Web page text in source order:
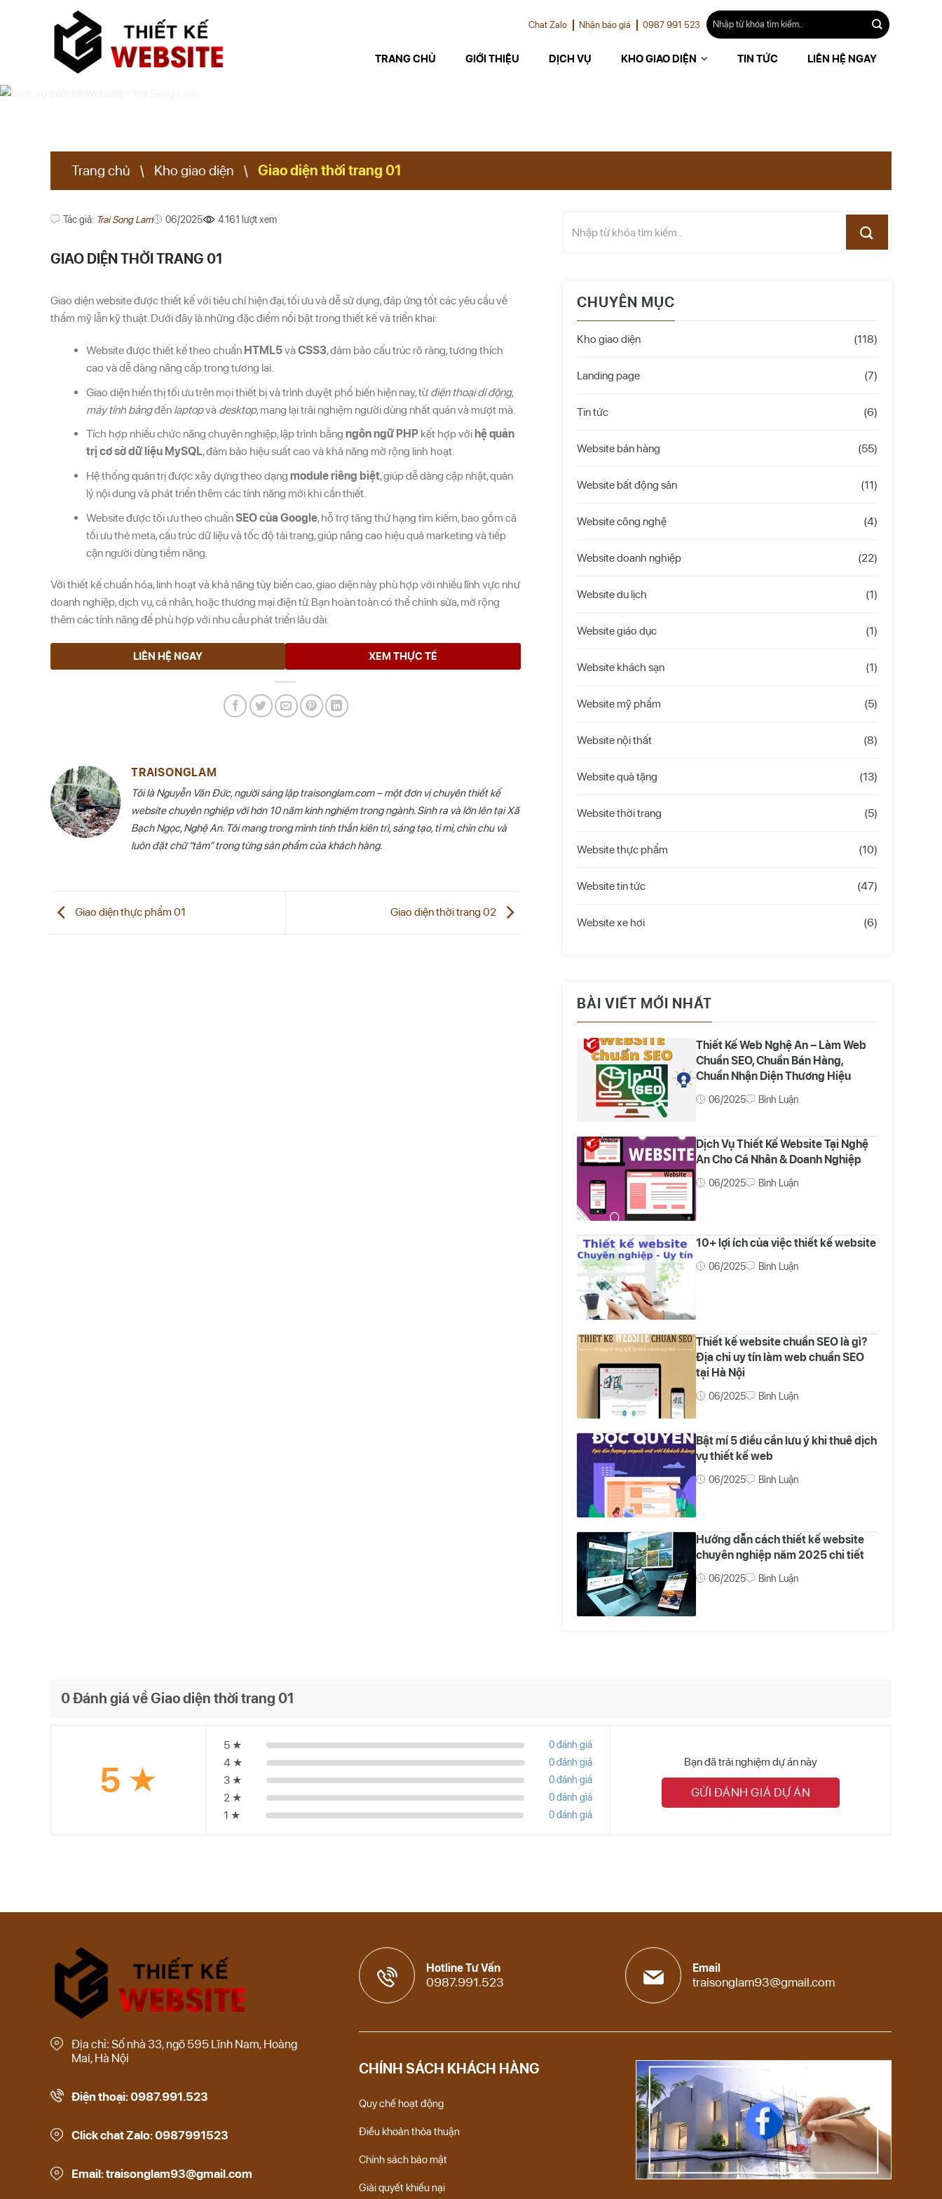
Chat Zalo Nhận báo giá 0987 991 523
TRANG CHỦ GIỚI THIỆU DỊCH VỤ KHO GIAO DIỆN TIN TỨC LIÊN HỆ NGAY
Thiết kế chuyên nghiệp
Trang chủ \ Kho giao diện \ Giao diện thời trang 01
Tác giả: Trai Song Lam 06/2025 4.161 lượt xem
GIAO DIỆN THỜI TRANG 01
Giao diện website được thiết kế với tiêu chí hiện đại, tối ưu và dễ sử dụng, đáp ứng tốt các yêu cầu về
thẩm mỹ lẫn kỹ thuật. Dưới đây là những đặc điểm nổi bật trong thiết kế và triển khai:
Website được thiết kế theo chuẩn HTML5vàCSS3, đảm bảo cấu trúc rõ ràng, tương thích
cao và dễ dàng nâng cấp trong tương lai.
Giao diện hiển thị tối ưu trên mọi thiết bị và trình duyệt phổ biến hiện nay, từ điện thoại di động,
máy tính bảngđến laptopvà desktop, mang lại trải nghiệm người dùng nhất quán và mượt mà.
Tích hợp nhiều chức năng chuyên nghiệp, lập trình bằng ngôn ngữ PHPkết hợp với hệ quản
trị cơ sở dữ liệu MySQL, đảm bảo hiệu suất cao và khả năng mở rộng linh hoạt.
Hệ thống quản trị được xây dựng theo dạng module riêng biệt, giúp dễ dàng cập nhật, quản
lý nội dung và phát triển thêm các tính năng mới khi cần thiết.
Website được tối ưu theo chuẩnSEO của Google, hỗ trợ tăng thứ hạng tìm kiếm, bao gồm cả
tối ưu thẻ meta, cấu trúc dữ liệu và tốc độ tải trang, giúp nâng cao hiệu quả marketing và tiếp
cận người dùng tiềm năng.
Với thiết kế chuẩn hóa, linh hoạt và khả năng tùy biến cao, giao diện này phù hợp với nhiều lĩnh vực như
doanh nghiệp, dịch vụ, cá nhân, hoặc thương mại điện tử. Bạn hoàn toàn có thể chỉnh sửa, mở rộng
thêm các tính năng để phù hợp với nhu cầu phát triển lâu dài.
LIÊN HỆ NGAY XEM THỰC TẾ
TRAISONGLAM
Tôi là Nguyễn Văn Đức, người sáng lập traisonglam.com – một đơn vị chuyên thiết kế
website chuyên nghiệp với hơn 10 năm kinh nghiệm trong ngành. Sinh ra và lớn lên tại Xã
Bạch Ngọc, Nghệ An. Tôi mang trong mình tinh thần kiên trì, sáng tạo, tỉ mỉ, chỉn chu và
luôn đặt chữ “tâm” trong từng sản phẩm của khách hàng.
Giao diện thực phẩm 01 Giao diện thời trang 02
CHUYÊN MỤC
Kho giao diện (118)
Landing page (7)
Tin tức (6)
Website bán hàng (55)
Website bất động sản (11)
Website công nghệ (4)
Website doanh nghiệp (22)
Website du lịch (1)
Website giáo dục (1)
Website khách sạn (1)
Website mỹ phẩm (5)
Website nội thất (8)
Website quà tặng (13)
Website thời trang (5)
Website thực phẩm (10)
Website tin tức (47)
Website xe hơi (6)
BÀI VIẾT MỚI NHẤT
Thiết Kế Web Nghệ An – Làm Web
Chuẩn SEO, Chuẩn Bán Hàng,
Chuẩn Nhận Diện Thương Hiệu
06/2025 Bình Luận
Dịch Vụ Thiết Kế Website Tại Nghệ
An Cho Cá Nhân & Doanh Nghiệp
06/2025 Bình Luận
10+ lợi ích của việc thiết kế website
06/2025 Bình Luận
Thiết kế website chuẩn SEO là gì?
Địa chỉ uy tín làm web chuẩn SEO
tại Hà Nội
06/2025 Bình Luận
Bật mí 5 điều cần lưu ý khi thuê dịch
vụ thiết kế web
06/2025 Bình Luận
Hướng dẫn cách thiết kế website
chuyên nghiệp năm 2025 chi tiết
06/2025 Bình Luận
0 Đánh giá về Giao diện thời trang 01
5 ★
5 ★ 0 đánh giá
4 ★ 0 đánh giá
3 ★ 0 đánh giá
2 ★ 0 đánh giá
1 ★ 0 đánh giá
Bạn đã trải nghiệm dự án này
GỬI ĐÁNH GIÁ DỰ ÁN
Địa chỉ: Số nhà 33, ngõ 595 Lĩnh Nam, Hoàng
Mai, Hà Nội
Điện thoại: 0987.991.523
Click chat Zalo: 0987991523
Email: traisonglam93@gmail.com
Hotline Tư Vấn
0987.991.523
Email
traisonglam93@gmail.com
CHÍNH SÁCH KHÁCH HÀNG
Quy chế hoạt động
Điều khoản thỏa thuận
Chính sách bảo mật
Giải quyết khiếu nại